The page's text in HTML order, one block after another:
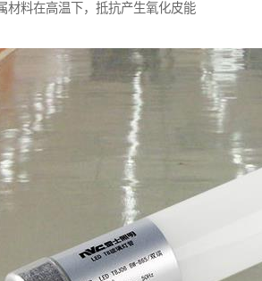
材料在高温下，抵抗产生氧化皮能